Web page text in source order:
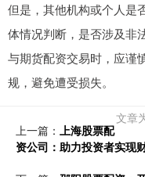
但是，其他机构或个人是
体情况判断，是否涉及非
与期货配资交易时，应谨
规，避免遭受损失。
文章
上一篇： 上海股票配
资公司：助力投资者实现